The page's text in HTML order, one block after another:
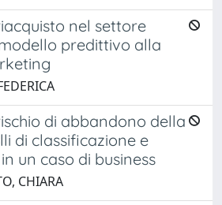
nel settore
predittivo alla
di abbandono della
di classificazione e
un caso di business
CHIARA